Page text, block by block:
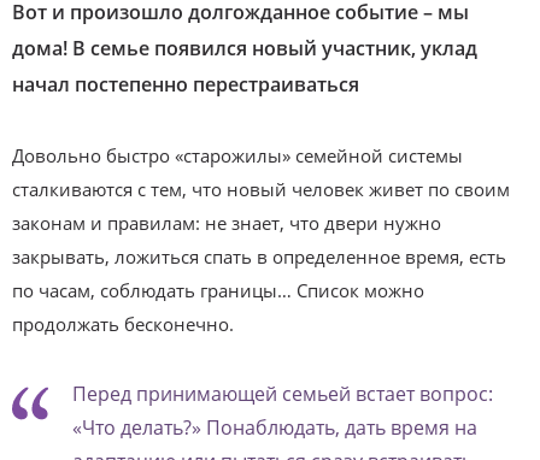
Вот и произошло долгожданное событие – мы
дома! В семье появился новый участник, уклад
начал постепенно перестраиваться
Довольно быстро «старожилы» семейной системы
сталкиваются с тем, что новый человек живет по своим
законам и правилам: не знает, что двери нужно
закрывать, ложиться спать в определенное время, есть
по часам, соблюдать границы… Список можно
продолжать бесконечно.
Перед принимающей семьей встает вопрос:
«Что делать?» Понаблюдать, дать время на